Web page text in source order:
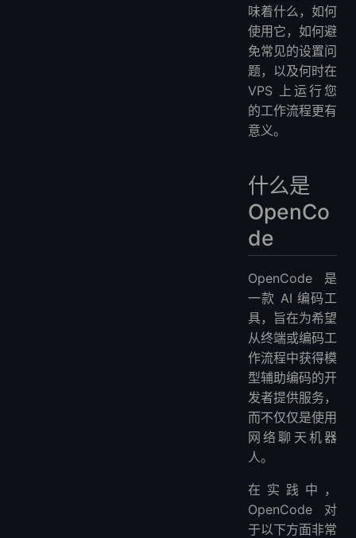
味着什么，如何
使用它，如何避
免常见的设置问
题，以及何时在
VPS 上运行您
的工作流程更有
意义。
什么是
OpenCo
de
OpenCode 是
一款 AI 编码工
具，旨在为希望
从终端或编码工
作流程中获得模
型辅助编码的开
发者提供服务，
而不仅仅是使用
网络聊天机器
人。
在实践中，
OpenCode 对
于以下方面非常